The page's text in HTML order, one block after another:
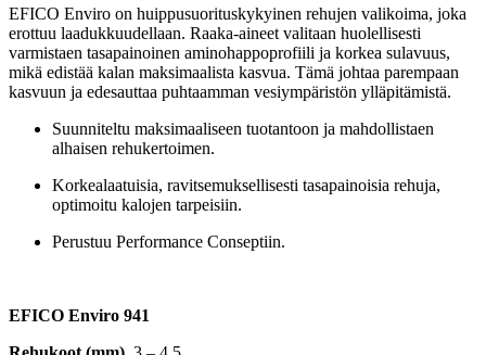
EFICO Enviro on huippusuorituskykyinen rehujen valikoima, joka
erottuu laadukkuudellaan. Raaka-aineet valitaan huolellisesti
varmistaen tasapainoinen aminohappoprofiili ja korkea sulavuus,
mikä edistää kalan maksimaalista kasvua. Tämä johtaa parempaan
kasvuun ja edesauttaa puhtaamman vesiympäristön ylläpitämistä.
Suunniteltu maksimaaliseen tuotantoon ja mahdollistaen
alhaisen rehukertoimen.
Korkealaatuisia, ravitsemuksellisesti tasapainoisia rehuja,
optimoitu kalojen tarpeisiin.
Perustuu Performance Conseptiin.
EFICO Enviro 941